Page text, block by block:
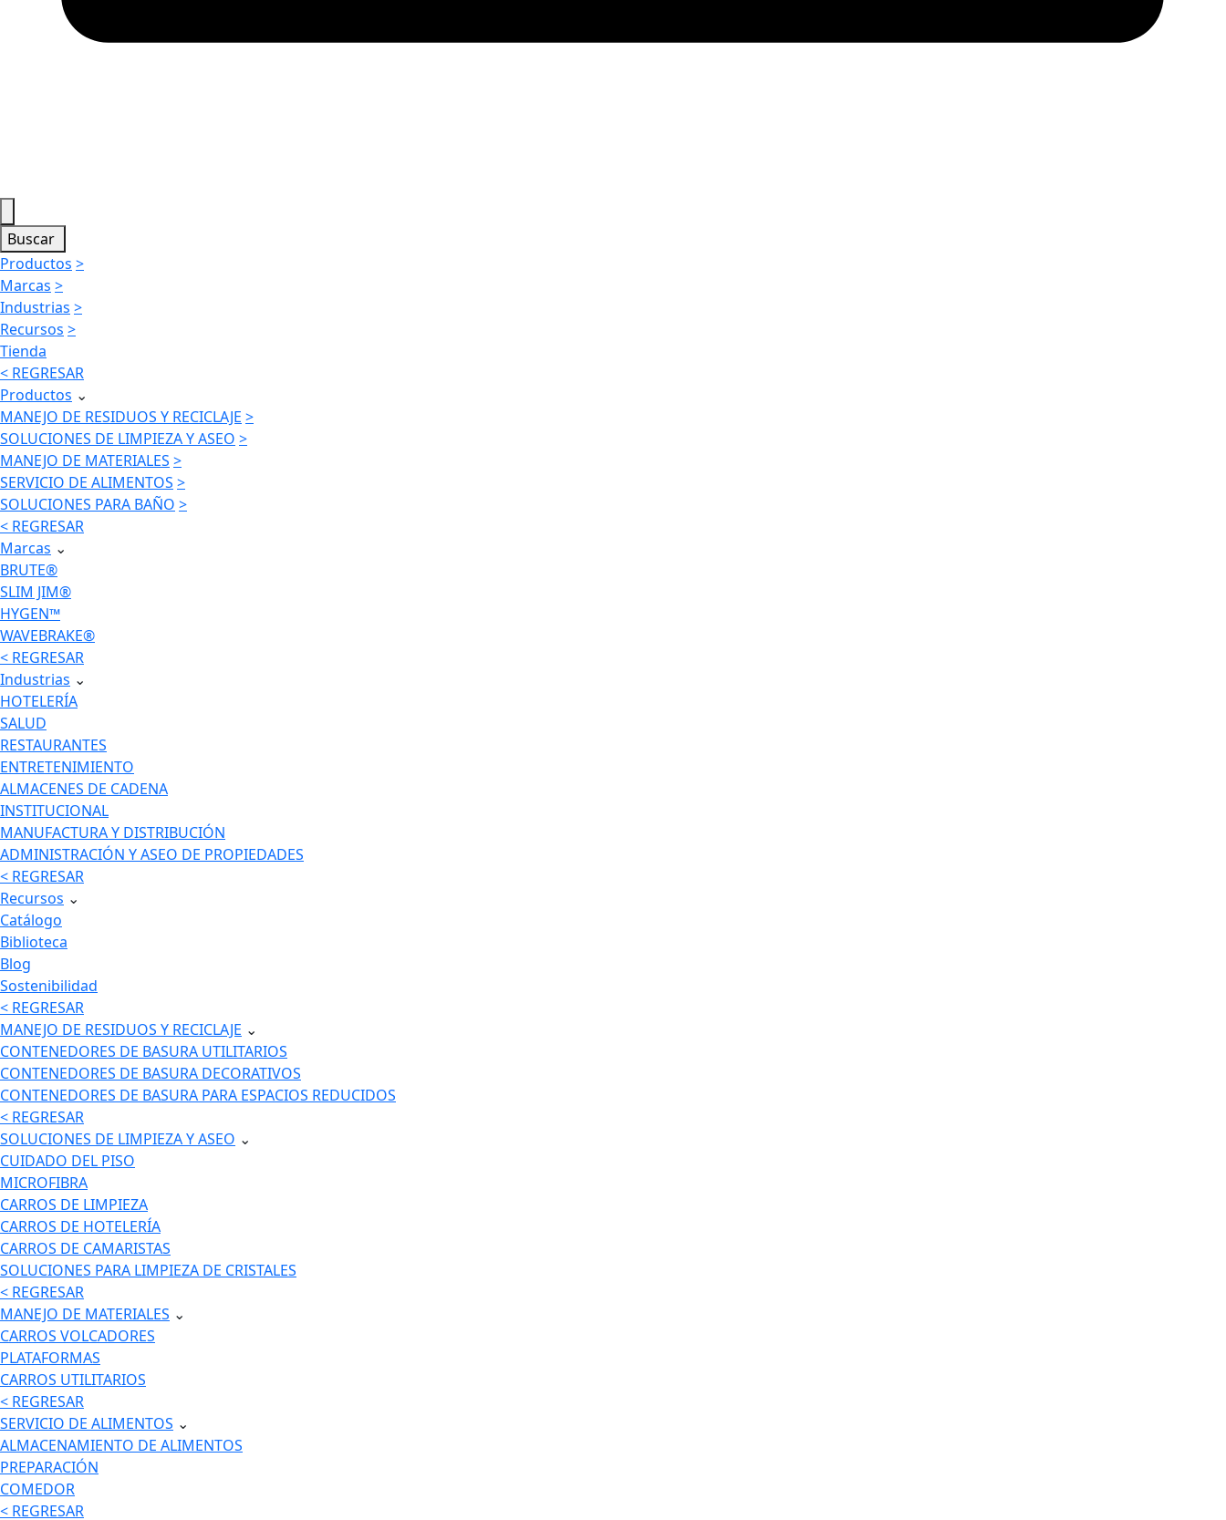
Buscar
Productos >
Marcas >
Industrias >
Recursos >
Tienda
< REGRESAR
Productos ⌄
MANEJO DE RESIDUOS Y RECICLAJE >
SOLUCIONES DE LIMPIEZA Y ASEO >
MANEJO DE MATERIALES >
SERVICIO DE ALIMENTOS >
SOLUCIONES PARA BAÑO >
< REGRESAR
Marcas ⌄
BRUTE®
SLIM JIM®
HYGEN™
WAVEBRAKE®
< REGRESAR
Industrias ⌄
HOTELERÍA
SALUD
RESTAURANTES
ENTRETENIMIENTO
ALMACENES DE CADENA
INSTITUCIONAL
MANUFACTURA Y DISTRIBUCIÓN
ADMINISTRACIÓN Y ASEO DE PROPIEDADES
< REGRESAR
Recursos ⌄
Catálogo
Biblioteca
Blog
Sostenibilidad
< REGRESAR
MANEJO DE RESIDUOS Y RECICLAJE ⌄
CONTENEDORES DE BASURA UTILITARIOS
CONTENEDORES DE BASURA DECORATIVOS
CONTENEDORES DE BASURA PARA ESPACIOS REDUCIDOS
< REGRESAR
SOLUCIONES DE LIMPIEZA Y ASEO ⌄
CUIDADO DEL PISO
MICROFIBRA
CARROS DE LIMPIEZA
CARROS DE HOTELERÍA
CARROS DE CAMARISTAS
SOLUCIONES PARA LIMPIEZA DE CRISTALES
< REGRESAR
MANEJO DE MATERIALES ⌄
CARROS VOLCADORES
PLATAFORMAS
CARROS UTILITARIOS
< REGRESAR
SERVICIO DE ALIMENTOS ⌄
ALMACENAMIENTO DE ALIMENTOS
PREPARACIÓN
COMEDOR
< REGRESAR